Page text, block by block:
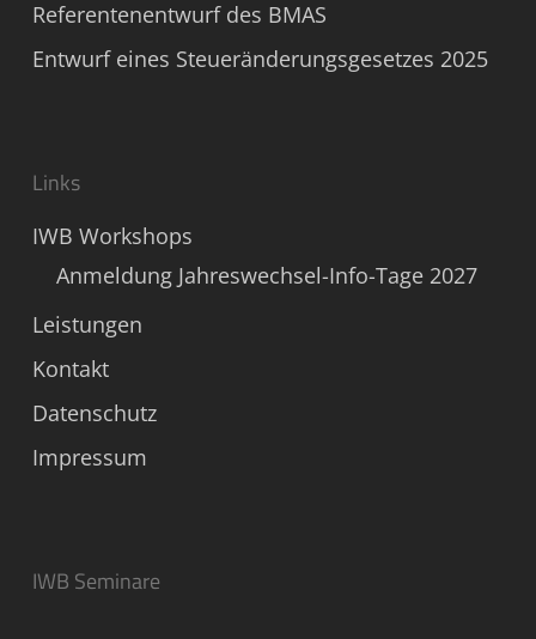
Referentenentwurf des BMAS
Entwurf eines Steueränderungsgesetzes 2025
Links
IWB Workshops
Anmeldung Jahreswechsel-Info-Tage 2027
Leistungen
Kontakt
Datenschutz
Impressum
IWB Seminare